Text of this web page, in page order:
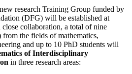
research Training Group funded by
(DFG) will be established at
collaboration, a total of nine
the fields of mathematics,
and up to 10 PhD students will
of Interdisciplinary
in three research areas: